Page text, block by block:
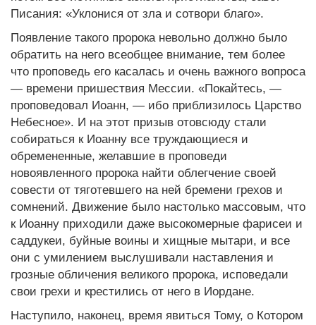
Писания: «Уклонися от зла и сотвори благо».
Появление такого пророка невольно должно было
обратить на него всеобщее внимание, тем более
что проповедь его касалась и очень важного вопроса
— времени пришествия Мессии. «Покайтесь, —
проповедовал Иоанн, — ибо приблизилось Царство
Небесное». И на этот призыв отовсюду стали
собираться к Иоанну все труждающиеся и
обремененные, желавшие в проповеди
новоявленного пророка найти облегчение своей
совести от тяготевшего на ней бремени грехов и
сомнений. Движение было настолько массовым, что
к Иоанну приходили даже высокомерные фарисеи и
саддукеи, буйные воины и хищные мытари, и все
они с умилением выслушивали наставления и
грозные обличения великого пророка, исповедали
свои грехи и крестились от него в Иордане.
Наступило, наконец, время явиться Тому, о Котором